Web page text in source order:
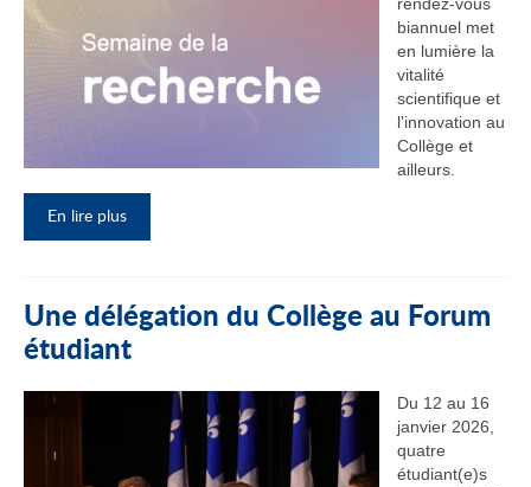
biannuel met
en lumière la
vitalité
scientifique et
l’innovation au
Collège et
ailleurs.
En lire plus
Une délégation du Collège au Forum
étudiant
Du 12 au 16
janvier 2026,
quatre
étudiant(e)s